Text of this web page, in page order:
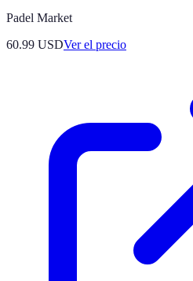
Padel Market
60.99 USDVer el precio